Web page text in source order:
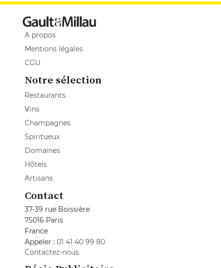
A propos
Mentions légales
CGU
Notre sélection
Restaurants
Vins
Champagnes
Spiritueux
Domaines
Hôtels
Artisans
Contact
37-39 rue Boissière
75016 Paris
France
Appeler : 01 41 40 99 80
Contactez-nous